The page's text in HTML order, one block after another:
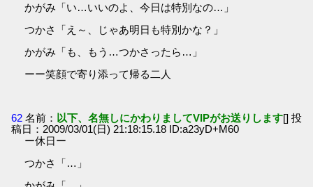
かがみ「い…いいのよ、今日は特別なの…」
つかさ「え～、じゃあ明日も特別かな？」
かがみ「も、もう…つかさったら…」
ーー笑顔で寄り添って帰る二人
62 名前： 以下、名無しにかわりましてVIPがお送りします[] 投
稿日：2009/03/01(日) 21:18:15.18 ID:a23yD+M60
ー休日ー
つかさ「…」